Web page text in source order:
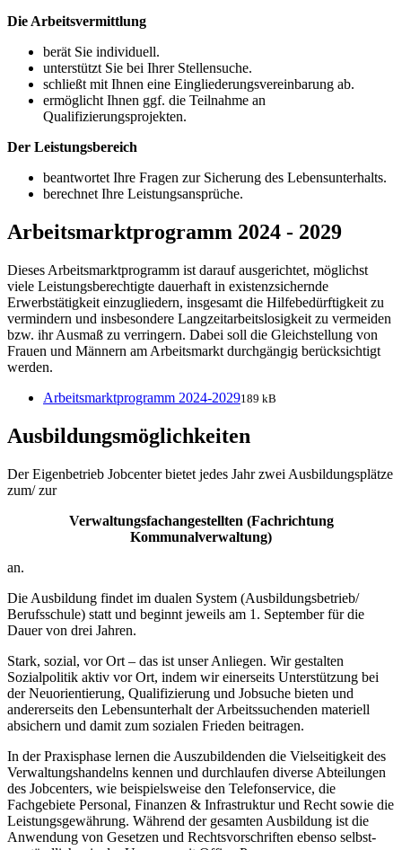
Die Arbeitsvermittlung
berät Sie individuell.
unterstützt Sie bei Ihrer Stellensuche.
schließt mit Ihnen eine Eingliederungsvereinbarung ab.
ermöglicht Ihnen ggf. die Teilnahme an
Qualifizierungsprojekten.
Der Leistungsbereich
beantwortet Ihre Fragen zur Sicherung des Lebensunterhalts.
berechnet Ihre Leistungsansprüche.
Arbeitsmarktprogramm 2024 - 2029
Dieses Arbeitsmarktprogramm ist darauf ausgerichtet, möglichst
viele Leistungsberechtigte dauerhaft in existenzsichernde
Erwerbstätigkeit einzugliedern, insgesamt die Hilfebedürftigkeit zu
vermindern und insbesondere Langzeitarbeitslosigkeit zu vermeiden
bzw. ihr Ausmaß zu verringern. Dabei soll die Gleichstellung von
Frauen und Männern am Arbeitsmarkt durchgängig berücksichtigt
werden.
Arbeitsmarktprogramm 2024-2029189 kB
Ausbildungsmöglichkeiten
Der Eigenbetrieb Jobcenter bietet jedes Jahr zwei Ausbildungsplätze
zum/ zur
Verwaltungsfachangestellten (Fachrichtung
Kommunalverwaltung)
an.
Die Ausbildung findet im dualen System (Ausbildungsbetrieb/
Berufsschule) statt und beginnt jeweils am 1. September für die
Dauer von drei Jahren.
Stark, sozial, vor Ort – das ist unser Anliegen. Wir gestalten
Sozialpolitik aktiv vor Ort, indem wir einer­seits Unterstützung bei
der Neuorientierung, Qualifizierung und Jobsuche bieten und
anderer­seits den Lebensunterhalt der Arbeitssuchenden materiell
absichern und damit zum sozialen Frieden beitragen.
In der Praxisphase lernen die Auszubildenden die Vielseitigkeit des
Verwaltungshandelns kennen und durchlaufen diverse Abteilungen
des Jobcenters, wie beispielsweise den Telefonservice, die
Fachgebiete Personal, Finanzen & Infrastruktur und Recht sowie die
Leistungsgewährung. Während der gesamten Ausbildung ist die
Anwendung von Gesetzen und Rechtsvorschriften ebenso selbst­